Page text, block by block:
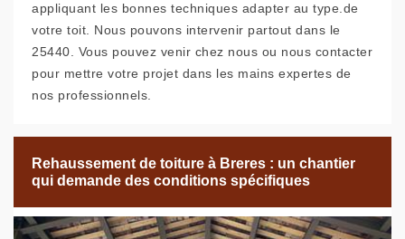
appliquant les bonnes techniques adapter au type.de
votre toit. Nous pouvons intervenir partout dans le
25440. Vous pouvez venir chez nous ou nous contacter
pour mettre votre projet dans les mains expertes de
nos professionnels.
Rehaussement de toiture à Breres : un chantier
qui demande des conditions spécifiques